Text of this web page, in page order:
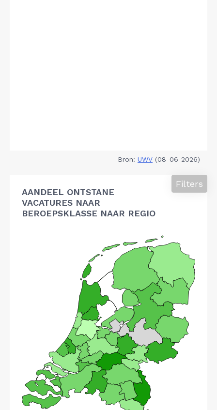
Bron: UWV (08-06-2026)
AANDEEL ONTSTANE
VACATURES NAAR
BEROEPSKLASSE NAAR REGIO
Filters